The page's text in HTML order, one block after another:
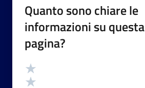
Quanto sono chiare le
informazioni su questa
pagina?
Valutazione